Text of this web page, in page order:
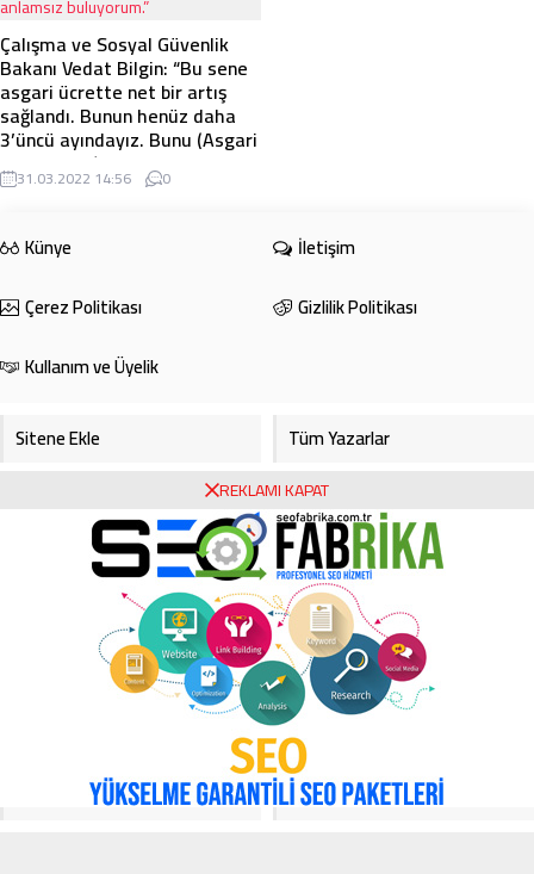
Çalışma ve Sosyal Güvenlik
Bakanı Vedat Bilgin: “Bu sene
asgari ücrette net bir artış
sağlandı. Bunun henüz daha
3’üncü ayındayız. Bunu (Asgari
ücret artışı) bugün tartışmayı
anlamsız buluyorum.”
Vedat Bilgin: "Bu sene asgari ücrette
net bir artış sağlandı. Bunun henüz
...
31.03.2022 14:56 0
Künye
İletişim
Çerez Politikası
Gizlilik Politikası
Kullanım ve Üyelik
Sitene Ekle
Tüm Yazarlar
Foto Galeri
Video Galeri
Bursa Haberleri
Bursa Hava Durumu
Bursaspor
Ekonomi
Köşe Yazarları
Video Galeri
REKLAMI KAPAT